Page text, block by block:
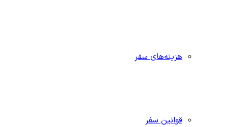
هزینه‌های سفر
قوانین سفر